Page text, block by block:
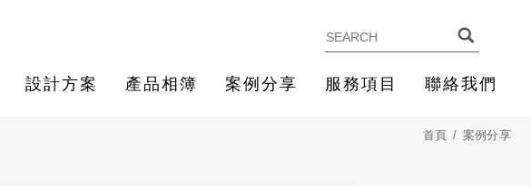
設計方案 產品相簿 案例分享 服務項目 聯絡我們
首頁 案例分享